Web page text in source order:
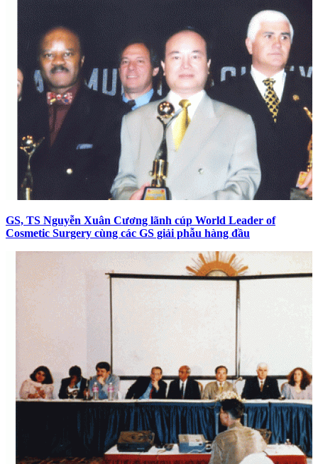
GS, TS Nguyễn Xuân Cương lãnh cúp World Leader of
Cosmetic Surgery cùng các GS giải phẫu hàng đầu